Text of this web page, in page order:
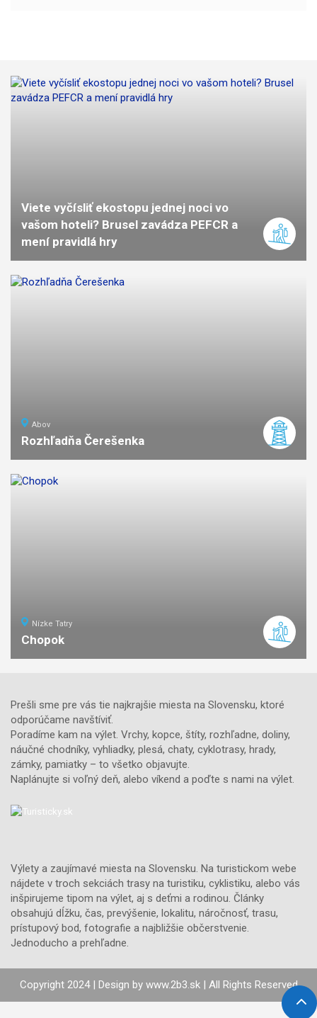
Viete vyčísliť ekostopu jednej noci vo
vašom hoteli? Brusel zavádza PEFCR a
mení pravidlá hry
Abov
Rozhľadňa Čerešenka
Nízke Tatry
Chopok
Prešli sme pre vás tie najkrajšie miesta na Slovensku, ktoré
odporúčame navštíviť.
Poradíme kam na výlet. Vrchy, kopce, štíty, rozhľadne, doliny,
náučné chodníky, vyhliadky, plesá, chaty, cyklotrasy, hrady,
zámky, pamiatky – to všetko objavujte.
Naplánujte si voľný deň, alebo víkend a poďte s nami na výlet.
Výlety a zaujímavé miesta na Slovensku. Na turistickom webe
nájdete v troch sekciách trasy na turistiku, cyklistiku, alebo vás
inšpirujeme tipom na výlet, aj s deťmi a rodinou. Články
obsahujú dĺžku, čas, prevýšenie, lokalitu, náročnosť, trasu,
prístupový bod, fotografie a najbližšie občerstvenie.
Jednoducho a prehľadne.
Copyright 2024 | Design by www.2b3.sk| All Rights Reserved